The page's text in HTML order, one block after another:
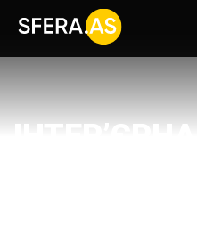
ІНТЕР’ЄРНА